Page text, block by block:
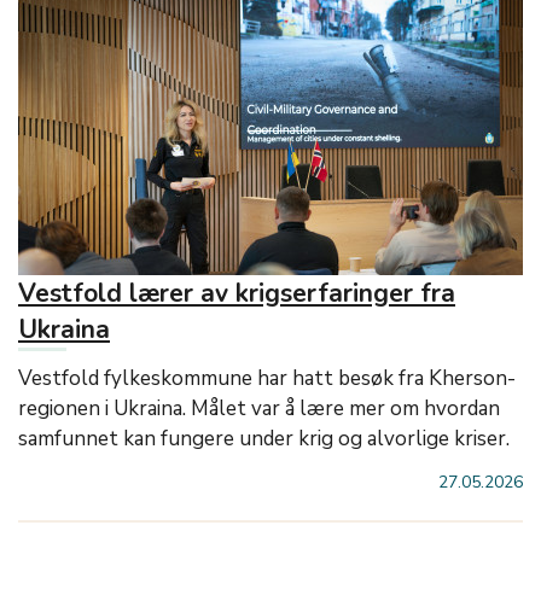
Vestfold lærer av krigserfaringer fra
Ukraina
Vestfold fylkeskommune har hatt besøk fra Kherson-
regionen i Ukraina. Målet var å lære mer om hvordan
samfunnet kan fungere under krig og alvorlige kriser.
27.05.2026